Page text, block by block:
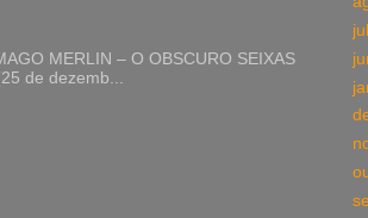
MERLIN – O OBSCURO SEIXAS
de dezemb...